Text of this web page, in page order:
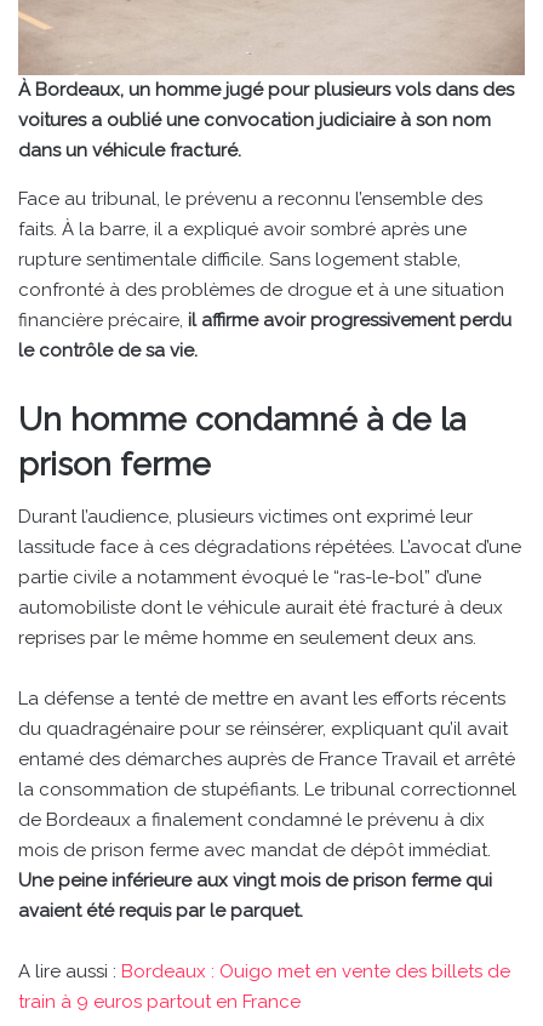
À Bordeaux, un homme jugé pour plusieurs vols dans des
voitures a oublié une convocation judiciaire à son nom
dans un véhicule fracturé.
Face au tribunal, le prévenu a reconnu l’ensemble des
faits. À la barre, il a expliqué avoir sombré après une
rupture sentimentale difficile. Sans logement stable,
confronté à des problèmes de drogue et à une situation
financière précaire, il affirme avoir progressivement perdu
le contrôle de sa vie.
Un homme condamné à de la
prison ferme
Durant l’audience, plusieurs victimes ont exprimé leur
lassitude face à ces dégradations répétées. L’avocat d’une
partie civile a notamment évoqué le “ras-le-bol” d’une
automobiliste dont le véhicule aurait été fracturé à deux
reprises par le même homme en seulement deux ans.
La défense a tenté de mettre en avant les efforts récents
du quadragénaire pour se réinsérer, expliquant qu’il avait
entamé des démarches auprès de France Travail et arrêté
la consommation de stupéfiants. Le tribunal correctionnel
de Bordeaux a finalement condamné le prévenu à dix
mois de prison ferme avec mandat de dépôt immédiat.
Une peine inférieure aux vingt mois de prison ferme qui
avaient été requis par le parquet.
A lire aussi : Bordeaux : Ouigo met en vente des billets de
train à 9 euros partout en France